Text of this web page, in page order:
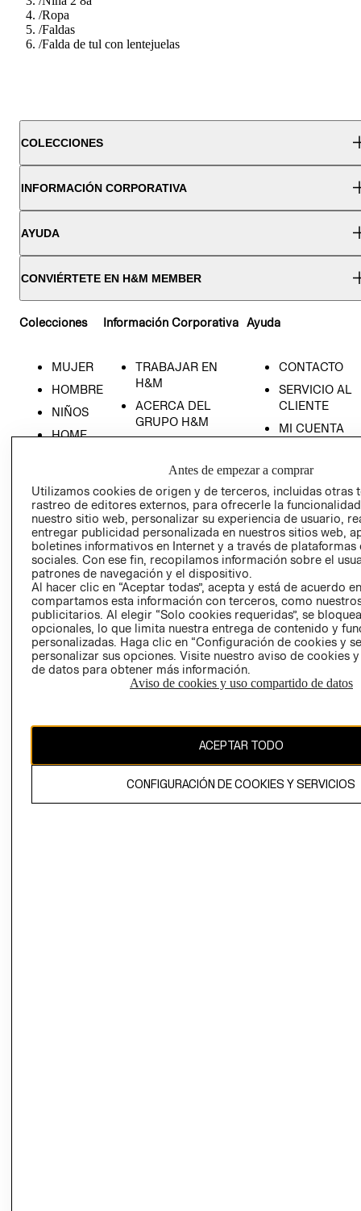
/Ropa
/Faldas
/Falda de tul con lentejuelas
COLECCIONES
INFORMACIÓN CORPORATIVA
AYUDA
CONVIÉRTETE EN H&M MEMBER
Colecciones
MUJER
HOMBRE
NIÑOS
HOME
Información Corporativa
TRABAJAR EN
H&M
ACERCA DEL
GRUPO H&M
RELACIÓN CON
INVERSIONISTAS
POLÍTICA
EMPRESARIAL
Ayuda
CONTACTO
SERVICIO AL
CLIENTE
MI CUENTA
TIENDAS
- RETIRO EN
TIENDA
TÉRMINOS Y
CONDICIONES
AVISO DE
PRIVACIDAD
GIFT CARD
AVISO DE
COOKIES
CAMBIAR REGIÓN
Antes de empezar a comprar
Utilizamos cookies de origen y de terceros, incluidas otras
rastreo de editores externos, para ofrecerle la
nuestro sitio web, personalizar su experiencia de usuario,
entregar publicidad personalizada en nuestros sitios web,
boletines informativos en Internet y a través de plataformas
sociales. Con ese fin, recopilamos información sobre el
patrones de navegación y el dispositivo.
Al hacer clic en “Aceptar todas”, acepta y está de acuerdo
compartamos esta información con terceros, como
publicitarios. Al elegir “Solo cookies requeridas”, se
opcionales, lo que limita nuestra entrega de contenido y
personalizadas. Haga clic en “Configuración de cookies y
personalizar sus opciones. Visite nuestro aviso de cookies
de datos para obtener más información.
Aviso de cookies y uso compartido de datos
ACEPTAR TODO
CONFIGURACIÓN DE COOKIES Y SERVICIOS